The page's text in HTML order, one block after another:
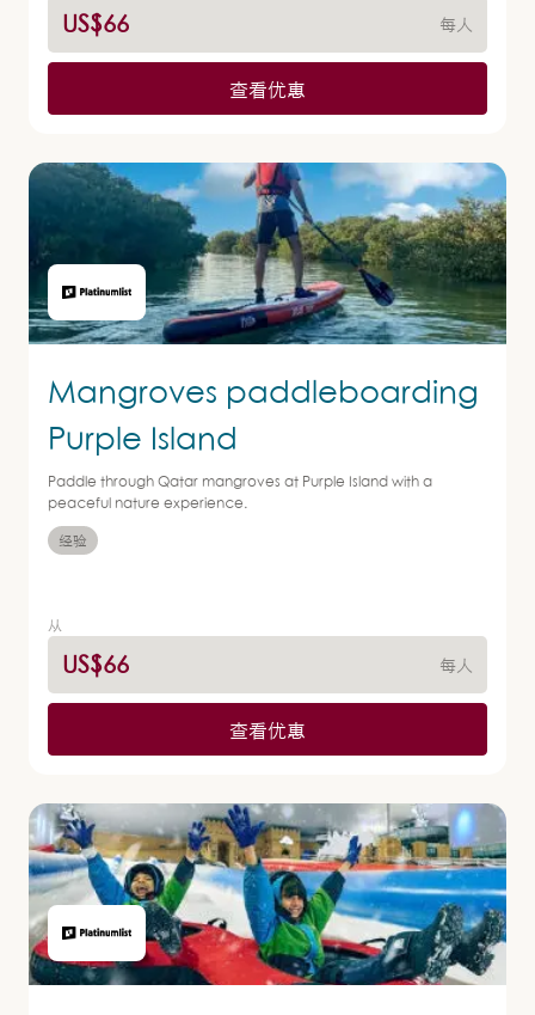
US$66 每人
查看优惠
Mangroves paddleboarding
Purple Island
Paddle through Qatar mangroves at Purple Island with a
peaceful nature experience.
经验
从
US$66 每人
查看优惠